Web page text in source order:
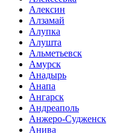
Алексин
Алзамай
Алупка
Алушта
Альметьевск
Амурск
Анадырь
Анапа
Ангарск
Андреаполь
Анжеро-Судженск
Анива